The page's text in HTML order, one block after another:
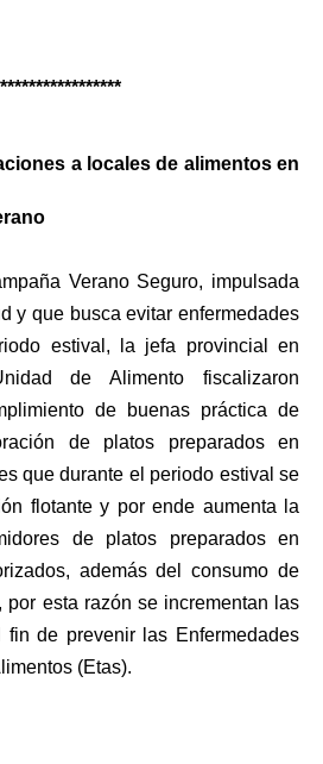
a locales de alimentos en
Verano Seguro, impulsada
y que busca evitar enfermedades
estival, la jefa provincial en
de Alimento fiscalizaron
de buenas práctica de
de platos preparados en
que durante el periodo estival se
flotante y por ende aumenta la
de platos preparados en
además del consumo de
por esta razón se incrementan las
de prevenir las Enfermedades
(Etas).